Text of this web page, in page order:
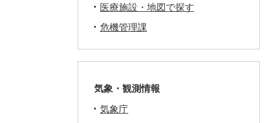
医療施設・地図で探す
危機管理課
気象・観測情報
気象庁